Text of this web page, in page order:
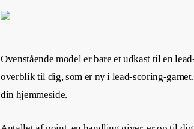
Ovenstående model er bare et udkast til en
overblik til dig, som er ny i lead-scoring-
din hjemmeside.